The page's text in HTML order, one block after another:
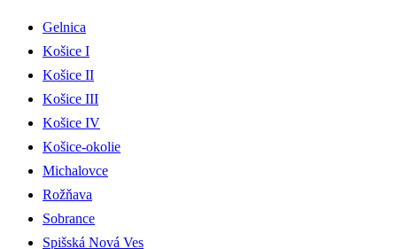
Gelnica
Košice I
Košice II
Košice III
Košice IV
Košice-okolie
Michalovce
Rožňava
Sobrance
Spišská Nová Ves